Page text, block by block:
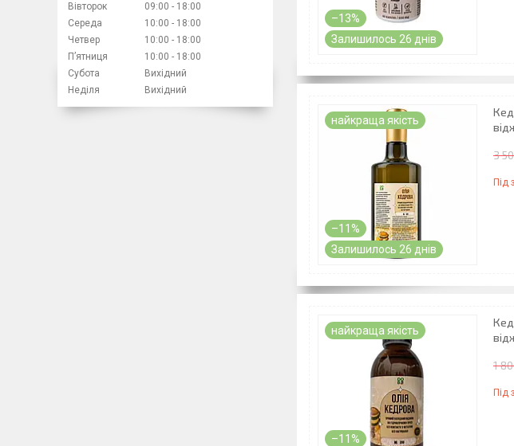
–13%
Залишилось 26 днів
найкраща якість
–11%
Залишилось 26 днів
3
Під
найкраща якість
–11%
1
Під
Вівторок
09:00
18:00
Середа
10:00
18:00
Четвер
10:00
18:00
Пʼятниця
10:00
18:00
Субота
Вихідний
Неділя
Вихідний